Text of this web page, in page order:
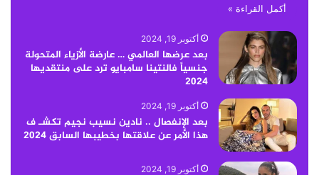
أكمل القراءة »
أكتوبر 19, 2024
بعد عرضها العالمي … عارضة الأزياء المتحولة
جنسياً فالنتينا سامبايو ترد على منتقديها
2024
أكتوبر 19, 2024
بعد الإنفصال .. نادين نسيب نجيم تكشـ ف
هذا الأمر عن علاقتها بخطيبها السابق 2024
أكتوبر 19, 2024